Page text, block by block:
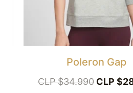
Poleron Gap
CLP $34.990 CLP $